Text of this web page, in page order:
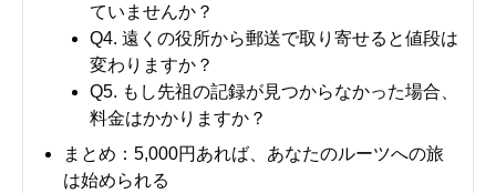
ていませんか？
Q4. 遠くの役所から郵送で取り寄せると値段は
変わりますか？
Q5. もし先祖の記録が見つからなかった場合、
料金はかかりますか？
まとめ：5,000円あれば、あなたのルーツへの旅
は始められる